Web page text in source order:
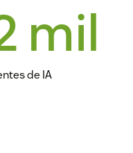
mil
de IA